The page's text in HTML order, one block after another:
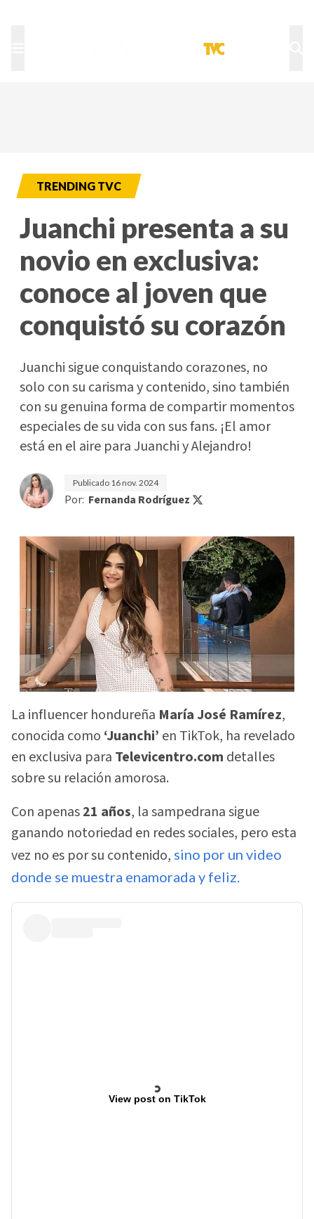
TRENDING TVC
Juanchi presenta a su
novio en exclusiva:
conoce al joven que
conquistó su corazón
Juanchi sigue conquistando corazones, no
solo con su carisma y contenido, sino también
con su genuina forma de compartir momentos
especiales de su vida con sus fans. ¡El amor
está en el aire para Juanchi y Alejandro!
Publicado 16 nov. 2024
Por: Fernanda Rodríguez
La influencer hondureña María José Ramírez,
conocida como ‘Juanchi’ en TikTok, ha revelado
en exclusiva para Televicentro.com detalles
sobre su relación amorosa.
Con apenas21 años, la sampedrana sigue
ganando notoriedad en redes sociales, pero esta
vez no es por su contenido, sino por un video
donde se muestra enamorada y feliz.
View post on TikTok